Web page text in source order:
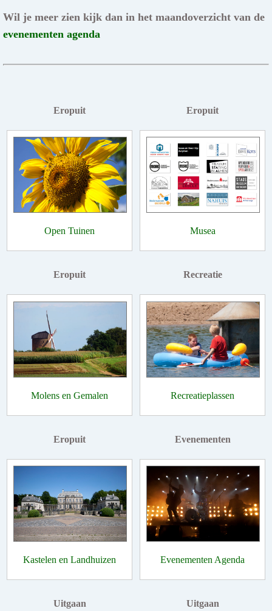
Wil je meer zien kijk dan in het maandoverzicht van de
evenementen agenda
Eropuit
Open Tuinen
Eropuit
Musea
Eropuit
Molens en Gemalen
Recreatie
Recreatieplassen
Eropuit
Kastelen en Landhuizen
Evenementen
Evenementen Agenda
Uitgaan Uitgaan